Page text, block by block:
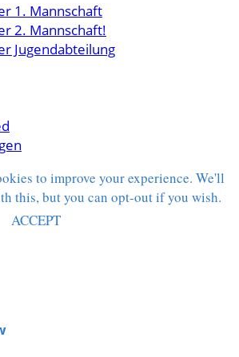
1. Mannschaft
2. Mannschaft!
Jugendabteilung
to improve your experience. We'll
this, but you can opt-out if you wish.
ACCEPT